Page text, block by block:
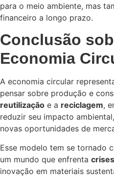
para o meio ambiente, mas
financeiro a longo prazo.
Conclusão
Economia
A economia circular
pensar sobre produção e
reutilização e a reciclagem,
reduzir seu impacto
novas oportunidades de
Esse modelo tem se tornado
um mundo que enfrenta
inovação em materiais